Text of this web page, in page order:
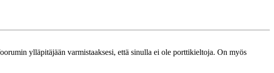
ylläpitäjään varmistaaksesi, että sinulla ei ole porttikieltoja. On myös